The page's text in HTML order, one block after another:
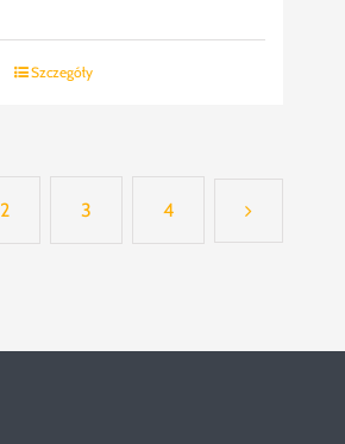
Szczegóły
2 3 4